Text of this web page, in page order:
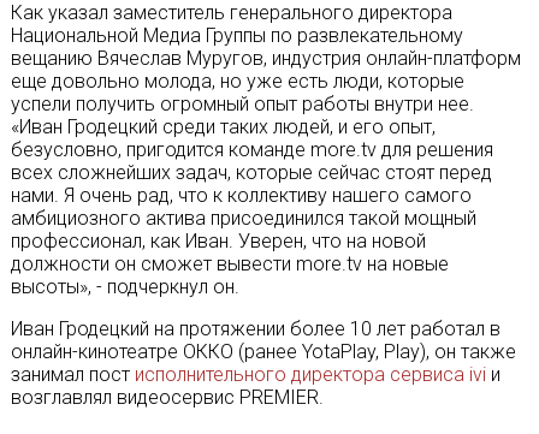
Как указал заместитель генерального директора
Национальной Медиа Группы по развлекательному
вещанию Вячеслав Муругов, индустрия онлайн-платформ
еще довольно молода, но уже есть люди, которые
успели получить огромный опыт работы внутри нее.
«Иван Гродецкий среди таких людей, и его опыт,
безусловно, пригодится команде more.tv для решения
всех сложнейших задач, которые сейчас стоят перед
нами. Я очень рад, что к коллективу нашего самого
амбициозного актива присоединился такой мощный
профессионал, как Иван. Уверен, что на новой
должности он сможет вывести more.tv на новые
высоты», - подчеркнул он.
Иван Гродецкий на протяжении более 10 лет работал в
онлайн-кинотеатре ОККО (ранее YotaPlay, Play), он также
занимал пост исполнительного директора сервиса iviи
возглавлял видеосервис PREMIER.